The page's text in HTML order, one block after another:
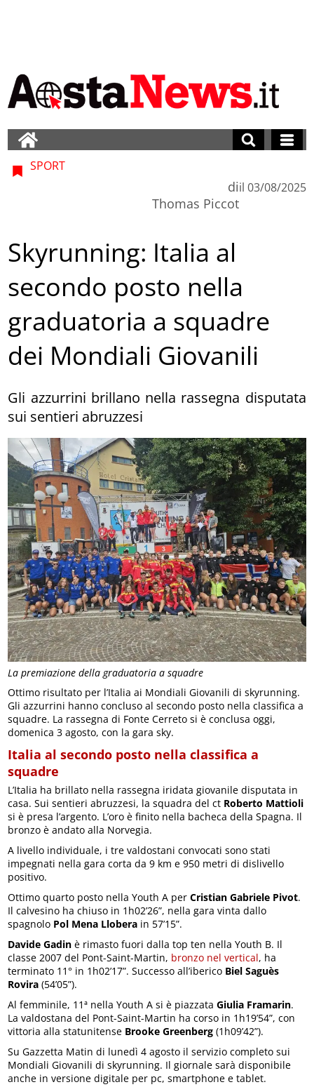
La premiazione della graduatoria a squadre
SPORT
di
Thomas Piccot
il 03/08/2025
Skyrunning: Italia al
secondo posto nella
graduatoria a squadre
dei Mondiali Giovanili
Gli azzurrini brillano nella rassegna disputata
sui sentieri abruzzesi
Ottimo risultato per l’Italia ai Mondiali Giovanili di skyrunning.
Gli azzurrini hanno concluso al secondo posto nella classifica a
squadre. La rassegna di Fonte Cerreto si è conclusa oggi,
domenica 3 agosto, con la gara sky.
Italia al secondo posto nella classifica a
squadre
L’Italia ha brillato nella rassegna iridata giovanile disputata in
casa. Sui sentieri abruzzesi, la squadra del ct Roberto Mattioli
si è presa l’argento. L’oro è finito nella bacheca della Spagna. Il
bronzo è andato alla Norvegia.
A livello individuale, i tre valdostani convocati sono stati
impegnati nella gara corta da 9 km e 950 metri di dislivello
positivo.
Ottimo quarto posto nella Youth A perCristian Gabriele Pivot.
Il calvesino ha chiuso in 1h02’26”, nella gara vinta dallo
spagnolo Pol Mena Llobera in 57’15”.
Davide Gadin è rimasto fuori dalla top ten nella Youth B. Il
classe 2007 del Pont-Saint-Martin, bronzo nel vertical, ha
terminato 11° in 1h02’17”. Successo all’iberico Biel Saguès
Rovira (54’05”).
Al femminile, 11ª nella Youth A si è piazzataGiulia Framarin.
La valdostana del Pont-Saint-Martin ha corso in 1h19’54”, con
vittoria alla statunitense Brooke Greenberg (1h09’42”).
Su Gazzetta Matin di lunedì 4 agosto il servizio completo sui
Mondiali Giovanili di skyrunning. Il giornale sarà disponibile
anche in versione digitale per pc, smartphone e tablet.